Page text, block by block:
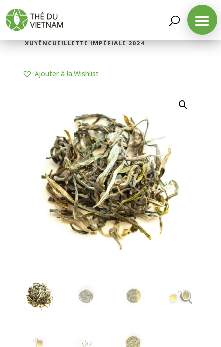
LA BOUTIQUE THÉS VERTS
XUYÊNCUEILLETTE IMPÉRIALE 2024
Ajouter à la Wishlist